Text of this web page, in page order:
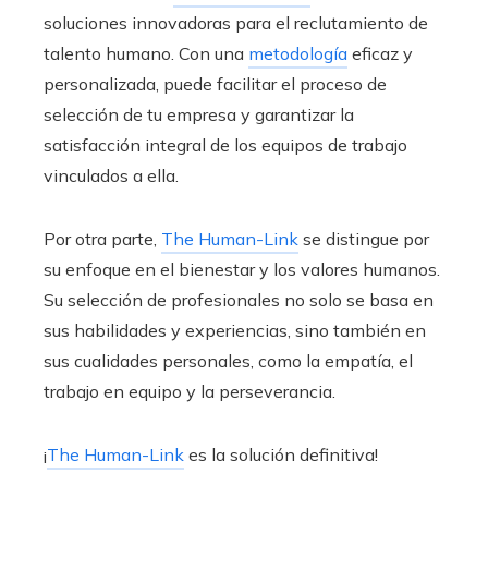
soluciones innovadoras para el reclutamiento de
talento humano. Con una metodología eficaz y
personalizada, puede facilitar el proceso de
selección de tu empresa y garantizar la
satisfacción integral de los equipos de trabajo
vinculados a ella.
Por otra parte, The Human-Link se distingue por
su enfoque en el bienestar y los valores humanos.
Su selección de profesionales no solo se basa en
sus habilidades y experiencias, sino también en
sus cualidades personales, como la empatía, el
trabajo en equipo y la perseverancia.
¡The Human-Link es la solución definitiva!